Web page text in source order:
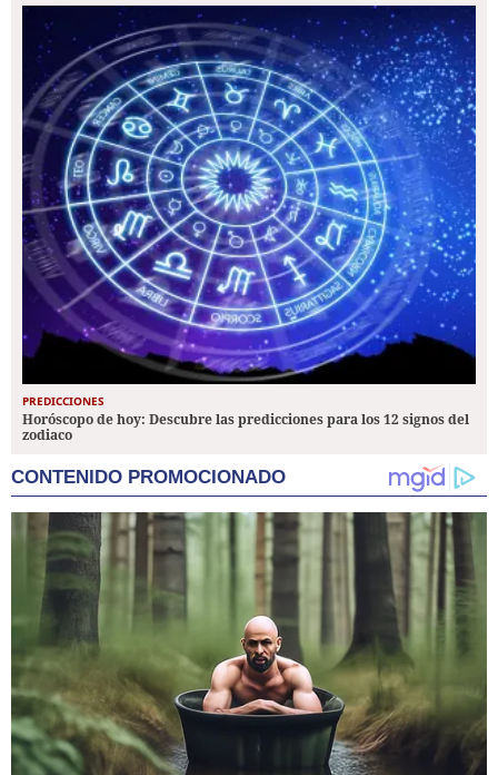
PREDICCIONES
Horóscopo de hoy: Descubre las predicciones para los 12 signos del
zodiaco
CONTENIDO PROMOCIONADO